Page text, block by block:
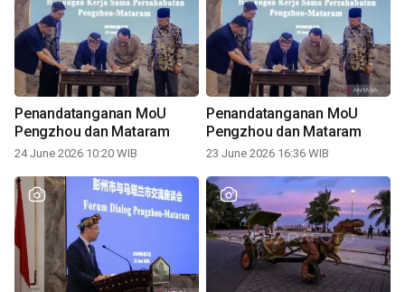
Penandatanganan MoU
Pengzhou dan Mataram
24 June 2026 10:20 WIB
Penandatanganan MoU
Pengzhou dan Mataram
23 June 2026 16:36 WIB